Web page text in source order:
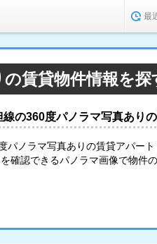
最
賃貸物件情報を探
線の360度パノラマ写真あり
パノラマ写真ありの賃貸アパー
確認できるパノラマ画像で物件